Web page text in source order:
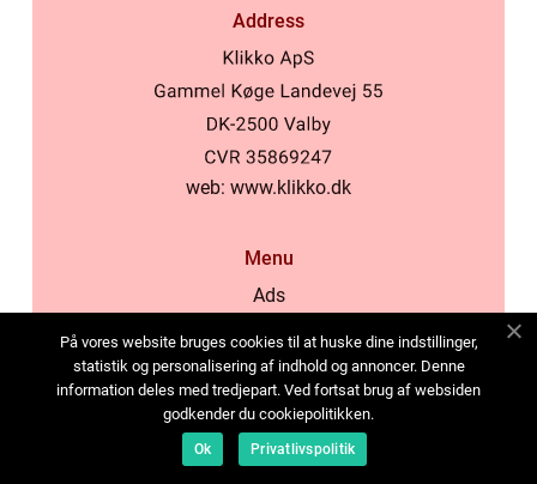
Address
web: www.klikko.dk
Menu
Ads
Cookies
Contact
Sitemap
På vores website bruges cookies til at huske dine indstillinger,
statistik og personalisering af indhold og annoncer. Denne
information deles med tredjepart. Ved fortsat brug af websiden
godkender du cookiepolitikken.
Ok Privatlivspolitik